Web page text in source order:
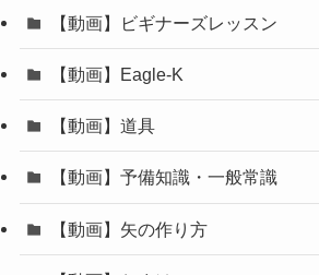
【動画】ビギナーズレッスン
【動画】Eagle-K
【動画】道具
【動画】予備知識・一般常識
【動画】矢の作り方